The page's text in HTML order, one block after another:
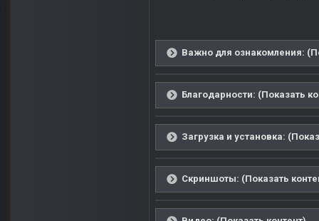
Важно для ознакомления:
Благодарности: (Показать
Загрузка и установка:
Скриншоты: (Показать